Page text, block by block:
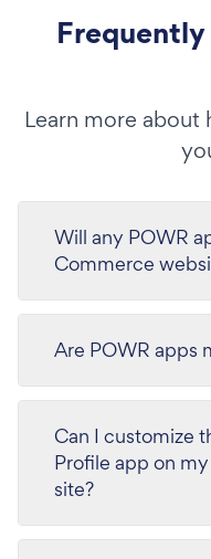
Learn more about
Will any POWR
Commerce
Are POWR apps
Can I customize
Profile app on
site?